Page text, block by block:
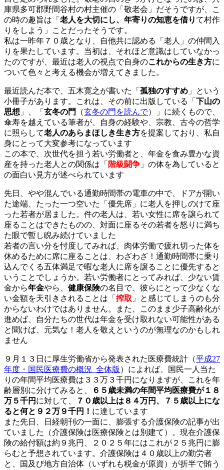
庫県多可郡野間谷村の村主催の「敬老会」だそうですが、こ
の時の趣旨は「 老人を大切にし、年寄りの知恵を借りて村作
りをしよう」ことだったそうです。
私は一昨年７０歳となり、自他共に認める「老人」の仲間入
りを果たしています。当初は、それほど意識はしていなかっ
たのですが、最近は老人の視点で自身のこれからの生き方に
ついて色々と考える機会が増えてきました。
最近読んだ本で、五木寛之が書いた「 孤独のすすめ 」という
小冊子があります。これは、その前に出版している「 下山の
思想 」、「 玄冬の門 （玄冬の門を読んで）」に続くもので、
傘寿を越えている筆者が、自身の経験や、宗教、古今の哲学
に照らして老人のあらまほしき生き方を提案しており、私自
身にとって大変参考になっています
この本で、次世代を担う若い労働者と、年金を食み豊かな資
産を持った老人との関係は「 階級闘争 」の体を為していると
の面白い見方が述べられています
先日、やや混んでいる通勤時間帯の電車の中で、ドアが開い
た途端、たった一つ空いた「優先席」に老人を押しのけて座
った若者が居ました。件の老人は、若い女性に席を譲られて
座ることはできたものの、対面に座るその若者を怒りに満ち
た眼で暫し睨み続けていました
若者の言い分を忖度してみれば、肉体労働で疲れ切った体を
休めるために席に座ることは、わざわざ！通勤時間帯に乗り
込んでくる五体満足で暇な老人に席を譲ることに優先すると
いうことでしょうか。若い労働者にとってみれば、少ない賃
金から年金やら、 健康保険の名目で、彼らにとって少なくな
い金額を天引きされることは「 搾取 」と感じてしまうのも分
からないわけではありません。また、このまま少子高齢化が
進めば、自分たちの世代は年金を受け取れない可能性がある
と聞けば、元気な！老人を敬えというのが無理なのかもしれ
ません
９月１３日に厚生労働省から発表された医療費統計（平成27
年度・国民医療費の概況_全体版 ）によれば、国民一人当た
りの年間平均医療費は３３万３千円になりますが、これを年
齢層別に分けてみると、
６５歳未満の年間平均医療費が１８
万５千円 に対して、
７０歳以上は８４万円、７５歳以上にな
ると何と９２万９千円！ に達しています
また先日、日経朝刊の一面に、膨張する介護保険の記事が出
ていました（介護保険は医療保険とは別建て）。現在介護保
険の給付額は約９兆円、２０２５年にはこれが２５兆円に膨
らむと予想されています。介護保険は４０歳以上の勤労者
と、国及び地方自治体（いずれも税金が原資）が折半で賄う